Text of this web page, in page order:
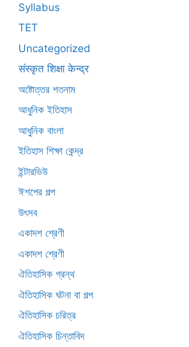
Syllabus
TET
Uncategorized
संस्कृत शिक्षा केन्द्र
অষ্টোত্তর শতনাম
আধুনিক ইতিহাস
আধুনিক বাংলা
ইতিহাস শিক্ষা কেন্দ্র
ইন্টারভিউ
ঈশপের গল্প
উৎসব
একাদশ শ্রেণী
একাদশ শ্রেণী
ঐতিহাসিক গ্রন্থ
ঐতিহাসিক ঘটনা বা গল্প
ঐতিহাসিক চরিত্র
ঐতিহাসিক চিন্তাবিদ